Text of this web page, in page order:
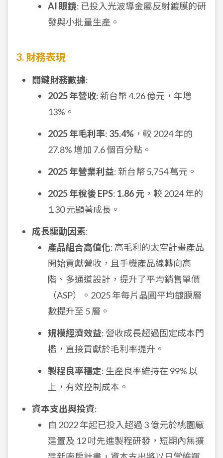
AI 眼鏡: 已投入光波導金屬反射鍍膜的研
發與小批量生產。
3. 財務表現
關鍵財務數據:
2025 年營收: 新台幣 4.26 億元，年增
13%。
2025 年毛利率: 35.4% ，較 2024 年的
27.8% 增加 7.6 個百分點。
2025 年營業利益: 新台幣 5,754 萬元。
2025 年稅後 EPS: 1.86 元 ，較 2024 年的
1.30 元顯著成長。
成長驅動因素:
產品組合高值化: 高毛利的太空計畫產品
開始貢獻營收，且手機產品線轉向高
階、多通道設計，提升了平均銷售單價
（ASP）。2025 年每片晶圓平均鍍膜層
數提升至 5 層。
規模經濟效益: 營收成長超過固定成本門
檻，直接貢獻於毛利率提升。
製程良率穩定: 生產良率維持在 99% 以
上，有效控制成本。
資本支出與投資:
自 2022 年起已投入超過 3 億元於桃園廠
建置及 12 吋先進製程研發，短期內無擴